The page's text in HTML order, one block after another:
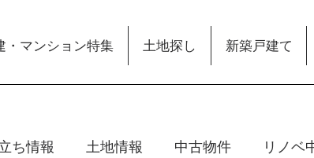
マンション特集 土地探し 新築戸建て
ち情報 土地情報 中古物件 リノベ